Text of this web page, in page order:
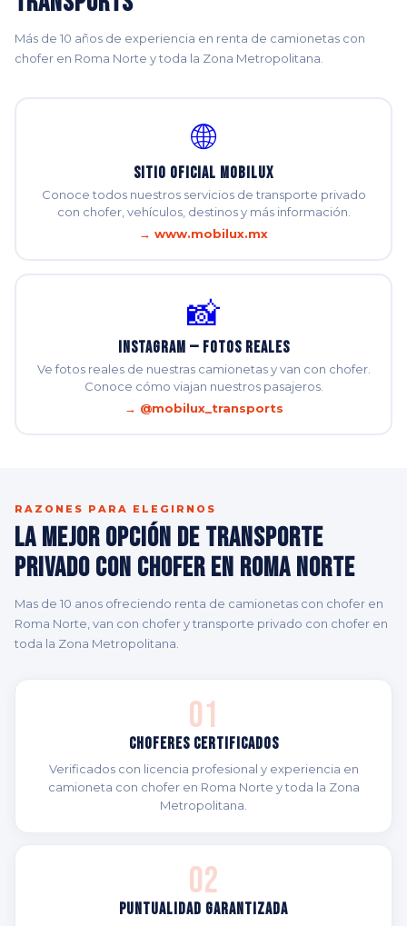
Más de 10 años de experiencia en renta de camionetas con
chofer en Roma Norte y toda la Zona Metropolitana.
🌐
Sitio Oficial Mobilux
Conoce todos nuestros servicios de transporte privado
con chofer, vehículos, destinos y más información.
→ www.mobilux.mx
📸
Instagram — Fotos Reales
Ve fotos reales de nuestras camionetas y van con chofer.
Conoce cómo viajan nuestros pasajeros.
→ @mobilux_transports
RAZONES PARA ELEGIRNOS
La Mejor Opción de Transporte
Privado con Chofer en Roma Norte
Mas de 10 anos ofreciendo renta de camionetas con chofer en
Roma Norte, van con chofer y transporte privado con chofer en
toda la Zona Metropolitana.
01
Choferes Certificados
Verificados con licencia profesional y experiencia en
camioneta con chofer en Roma Norte y toda la Zona
Metropolitana.
02
Puntualidad Garantizada